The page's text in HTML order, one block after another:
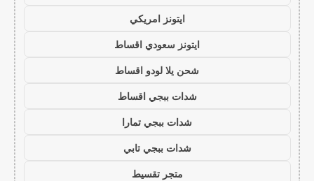
ايتونز امريكي
ايتونز سعودي اقساط
شحن يلا لودو اقساط
شدات ببجي اقساط
شدات ببجي تمارا
شدات ببجي تابي
متجر تقسيط